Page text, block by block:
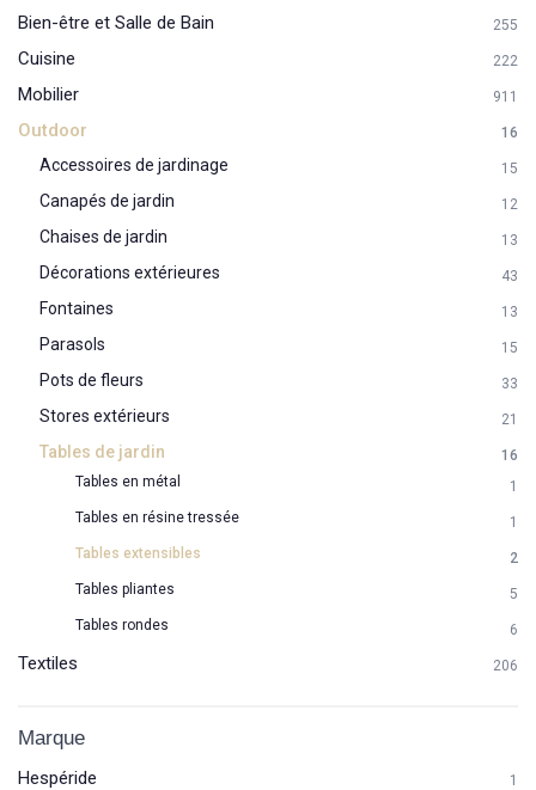
Bien-être et Salle de Bain 255
Cuisine 222
Mobilier 911
Outdoor 16
Accessoires de jardinage 15
Canapés de jardin 12
Chaises de jardin 13
Décorations extérieures 43
Fontaines 13
Parasols 15
Pots de fleurs 33
Stores extérieurs 21
Tables de jardin
16
Tables en métal
1
Tables en résine tressée
1
Tables extensibles
2
Tables pliantes
5
Tables rondes
6
Textiles 206
Marque
Hespéride 1